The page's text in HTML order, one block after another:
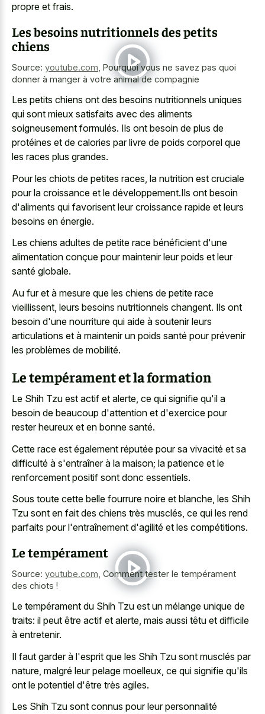
propre et frais.
Les besoins nutritionnels des petits
chiens
Source: youtube.com Pourquoi vous ne savez pas quoi
donner à manger à votre animal de compagnie
Les petits chiens ont des besoins nutritionnels uniques
qui sont mieux satisfaits avec des aliments
soigneusement formulés. Ils ont besoin de plus de
protéines et de calories par livre de poids corporel que
les races plus grandes.
Pour les chiots de petites races, la nutrition est cruciale
pour la croissance et le développement.Ils ont besoin
d'aliments qui favorisent leur croissance rapide et leurs
besoins en énergie.
Les chiens adultes de petite race bénéficient d'une
alimentation conçue pour maintenir leur poids et leur
santé globale.
Au fur et à mesure que les chiens de petite race
vieillissent, leurs besoins nutritionnels changent. Ils ont
besoin d'une nourriture qui aide à soutenir leurs
articulations et à maintenir un poids santé pour prévenir
les problèmes de mobilité.
Le tempérament et la formation
Le Shih Tzu est actif et alerte, ce qui signifie qu'il a
besoin de beaucoup d'attention et d'exercice pour
rester heureux et en bonne santé.
Cette race est également réputée pour sa vivacité et sa
difficulté à s'entraîner à la maison; la patience et le
renforcement positif sont donc essentiels.
Sous toute cette belle fourrure noire et blanche, les Shih
Tzu sont en fait des chiens très musclés, ce qui les rend
parfaits pour l'entraînement d'agilité et les compétitions.
Le tempérament
Source: youtube.com Comment tester le tempérament
des chiots !
Le tempérament du Shih Tzu est un mélange unique de
traits: il peut être actif et alerte, mais aussi têtu et difficile
à entretenir.
Il faut garder à l'esprit que les Shih Tzu sont musclés par
nature, malgré leur pelage moelleux, ce qui signifie qu'ils
ont le potentiel d'être très agiles.
Les Shih Tzu sont connus pour leur personnalité